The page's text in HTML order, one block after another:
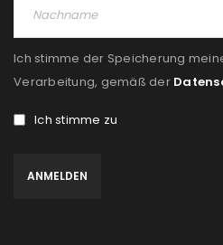
PASSWORT VERGESSEN?
REGISTRIEREN
E-Mail-Adresse
Ich stimme der Speicherung
Verarbeitung, gemäß der
Ich stimme zu